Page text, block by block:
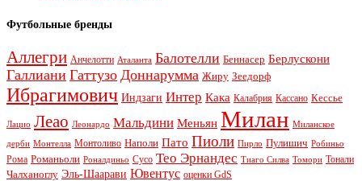
Футбольные бренды
Аллегри Анчелотти Аталанта Балотелли Беннасер Берлускони
Галлиани Гаттузо Доннарумма Жиру Зеедорф
Ибрагимович Индзаги Интер Кака Калабрия Кассано Кессье
Лацио Леао Леонардо Мальдини Меньян Милан Миланское
дерби Монтелла Монтоливо Наполи Пато Пиоли Пирло Пулишич Робиньо
Рома Романьоли Роналдиньо Сусо Тео Эрнандес Тиаго Силва Томори Тонали
Чалханоглу Эль-Шаарави Ювентус оценки GdS